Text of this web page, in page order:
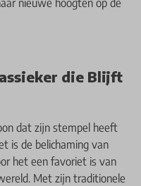
die Blijft
dat zijn stempel heeft
is de belichaming van
het een favoriet is van
Met zijn traditionele